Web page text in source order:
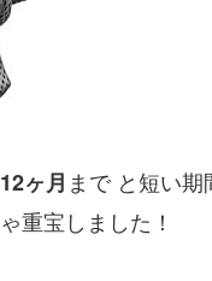
ヶ月 まで と短い
重宝しました！